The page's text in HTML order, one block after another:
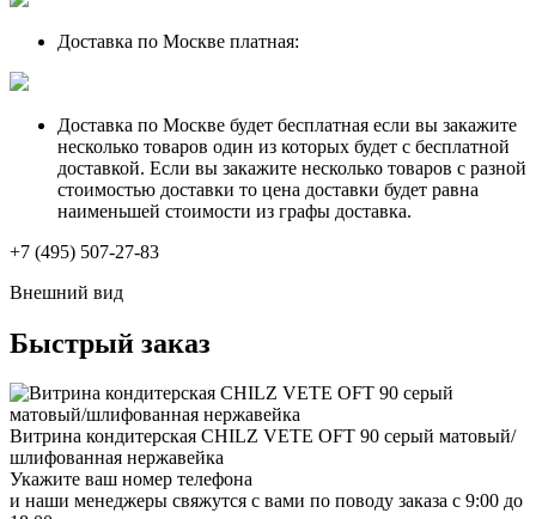
Доставка по Москве платная:
Доставка по Москве будет бесплатная если вы закажите
несколько товаров один из которых будет с бесплатной
доставкой. Если вы закажите несколько товаров с разной
стоимостью доставки то цена доставки будет равна
наименьшей стоимости из графы доставка.
+7 (495) 507-27-83
Внешний вид
Быстрый заказ
Витрина кондитерская CHILZ VETE OFT 90 серый матовый/
шлифованная нержавейка
Укажите ваш номер телефона
и наши менеджеры свяжутся с вами по поводу заказа с 9:00 до